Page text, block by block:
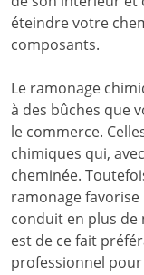
éteindre votre
composants.
Le ramonage
à des bûches que
le commerce.
chimiques qui,
cheminée.
ramonage
conduit en plus de
est de ce fait
professionnel